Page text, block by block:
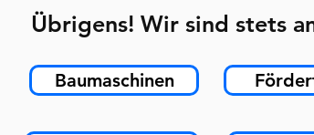
Übrigens! Wir sind stets
Baumaschinen